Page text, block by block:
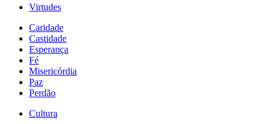
Virtudes
Caridade
Castidade
Esperança
Fé
Misericórdia
Paz
Perdão
Cultura